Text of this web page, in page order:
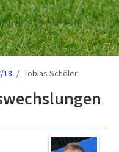
18 Tobias Schöler